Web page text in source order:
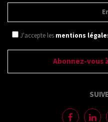
J'accepte les mentions